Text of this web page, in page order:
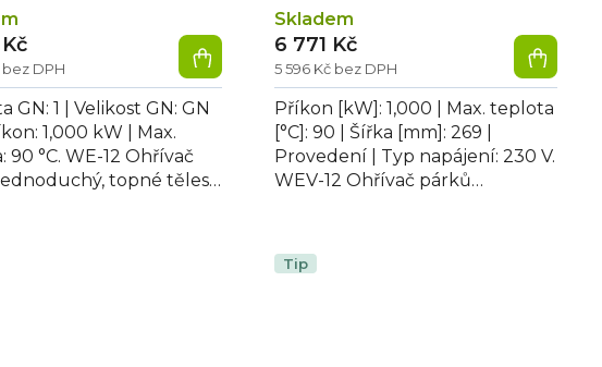
DPH
GN: 1 | Velikost GN: GN
1,000 kW | Max.
90 °C. WE-12 Ohřívač
topné těleso
Skladem
5 596 Kč bez DPH
6 771 Kč
Příkon [kW]: 1,000 | Max. teplota
[°C]: 90 | Šířka [mm]: 269 |
Provedení | Typ napájení: 230 V.
WEV-12 Ohřívač párků
Tip